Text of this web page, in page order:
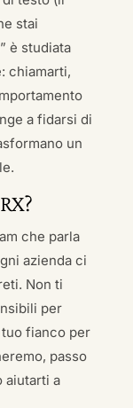
stai
è studiata
chiamarti,
a fidarsi di
un
che parla
azienda ci
Non ti
per
fianco per
passo
aiutarti a